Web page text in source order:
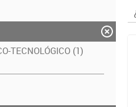
TECNOLÓGICO (1)